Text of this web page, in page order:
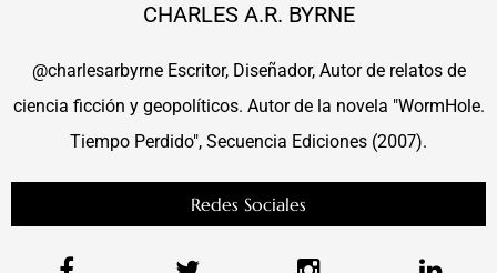
CHARLES A.R. BYRNE
@charlesarbyrne Escritor, Diseñador, Autor de relatos de
ciencia ficción y geopolíticos. Autor de la novela "WormHole.
Tiempo Perdido", Secuencia Ediciones (2007).
Redes Sociales